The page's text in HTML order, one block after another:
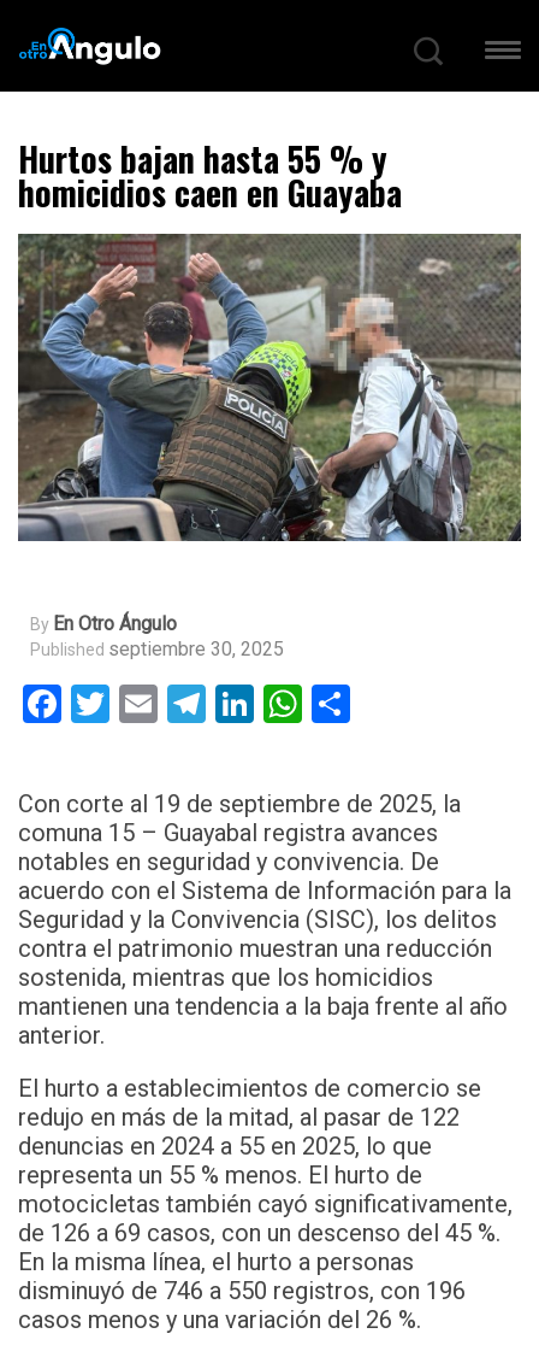
Hurtos bajan hasta 55 % y
homicidios caen en Guayaba
By En Otro Ángulo
Published septiembre 30, 2025
Facebook
Twitter
EmailTelegram
LinkedIn
WhatsApp
Con corte al 19 de septiembre de 2025, la
comuna 15 – Guayabal registra avances
notables en seguridad y convivencia. De
acuerdo con el Sistema de Información para la
Seguridad y la Convivencia (SISC), los delitos
contra el patrimonio muestran una reducción
sostenida, mientras que los homicidios
mantienen una tendencia a la baja frente al año
anterior.
El hurto a establecimientos de comercio se
redujo en más de la mitad, al pasar de 122
denuncias en 2024 a 55 en 2025, lo que
representa un 55 % menos. El hurto de
motocicletas también cayó significativamente,
de 126 a 69 casos, con un descenso del 45 %.
En la misma línea, el hurto a personas
disminuyó de 746 a 550 registros, con 196
casos menos y una variación del 26 %.